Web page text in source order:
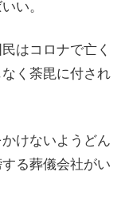
い。
はコロナで亡く
く荼毘に付され
けないようどん
る葬儀会社がい